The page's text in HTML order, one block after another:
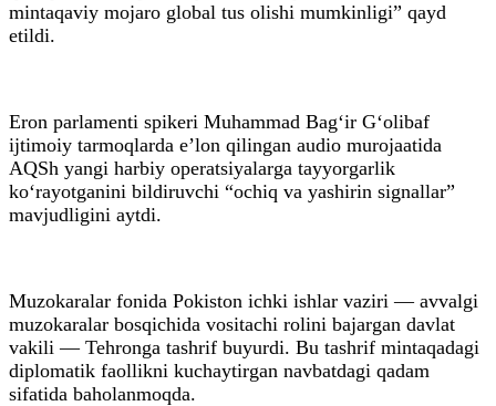
mintaqaviy mojaro global tus olishi mumkinligi” qayd
etildi.
Eron parlamenti spikeri Muhammad Bag‘ir G‘olibaf
ijtimoiy tarmoqlarda e’lon qilingan audio murojaatida
AQSh yangi harbiy operatsiyalarga tayyorgarlik
ko‘rayotganini bildiruvchi “ochiq va yashirin signallar”
mavjudligini aytdi.
Muzokaralar fonida Pokiston ichki ishlar vaziri — avvalgi
muzokaralar bosqichida vositachi rolini bajargan davlat
vakili — Tehronga tashrif buyurdi. Bu tashrif mintaqadagi
diplomatik faollikni kuchaytirgan navbatdagi qadam
sifatida baholanmoqda.